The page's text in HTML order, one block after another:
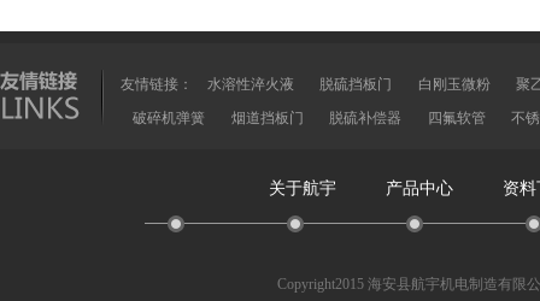
友情链接： 水溶性淬火液 脱硫挡板门 白刚玉微粉
聚
破碎机弹簧
烟道挡板门 脱硫补偿器 四氟软管 不
关于航宇 产品中心 资料
Copyright2015 海安县航宇机电制造有限